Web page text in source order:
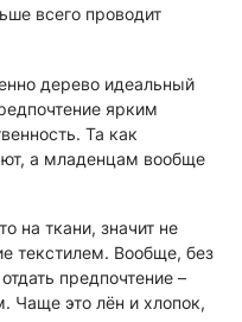
всего проводит
дерево идеальный
ярким
Та как
а младенцам вообще
на ткани, значит не
текстилем. Вообще, без
предпочтение –
Чаще это лён и хлопок,